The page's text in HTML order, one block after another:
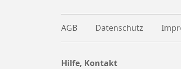
AGB Datenschutz
Hilfe, Kontakt